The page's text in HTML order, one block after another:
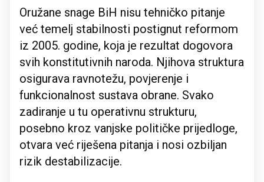
Oružane snage BiH nisu tehničko pitanje
već temelj stabilnosti postignut reformom
iz 2005. godine, koja je rezultat dogovora
svih konstitutivnih naroda. Njihova struktura
osigurava ravnotežu, povjerenje i
funkcionalnost sustava obrane. Svako
zadiranje u tu operativnu strukturu,
posebno kroz vanjske političke prijedloge,
otvara već riješena pitanja i nosi ozbiljan
rizik destabilizacije.